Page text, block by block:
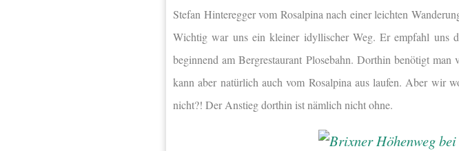
Stefan Hinteregger vom Rosalpina nach einer leichten
Wichtig war uns ein kleiner idyllischer Weg. Er empfahl uns
beginnend am Bergrestaurant Plosebahn. Dorthin benötigt
kann aber natürlich auch vom Rosalpina aus laufen. Aber wir
nicht?! Der Anstieg dorthin ist nämlich nicht ohne.